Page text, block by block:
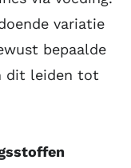
variatie
bepaalde
dit leiden tot